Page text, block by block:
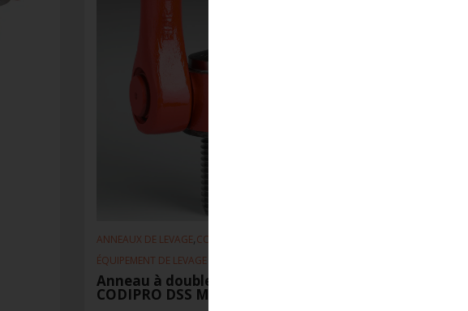
ANNEAUX DE LEVAGE,CODIPRO
ÉQUIPEMENT DE LEVAGE
Anneau à double articulation
CODIPRO DSS M24-UP